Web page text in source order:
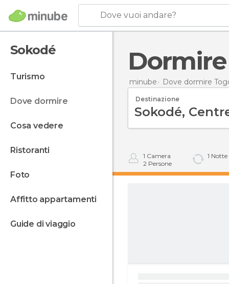
Dove vuoi andare?
Sokodé
turismo
dove dormire
cosa vedere
ristoranti
foto
affitto appartamenti
guide di viaggio
minube Dove dormire
Destinazione
1 Camera
2 Persone
1 Notte